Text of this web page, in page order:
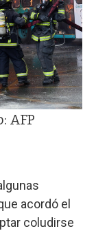
AFP
acordó el
coludirse